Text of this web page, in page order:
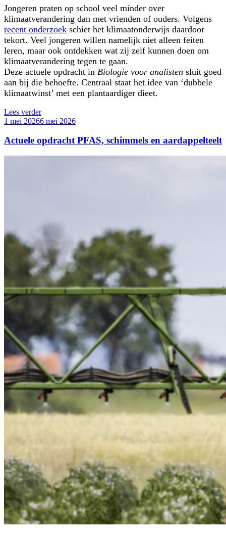
Jongeren praten op school veel minder over
klimaatverandering dan met vrienden of ouders. Volgens
recent onderzoek schiet het klimaatonderwijs daardoor
tekort. Veel jongeren willen namelijk niet alleen feiten
leren, maar ook ontdekken wat zij zelf kunnen doen om
klimaatverandering tegen te gaan.
Deze actuele opdracht in Biologie voor analisten sluit goed
aan bij die behoefte. Centraal staat het idee van ‘dubbele
klimaatwinst’ met een plantaardiger dieet.
Lees verder“Actuele
opdracht
dubbele
klimaatwinst”
Geplaatst
1 mei 20266 mei 2026
Actuele opdracht PFAS, schimmels en aardappelteelt